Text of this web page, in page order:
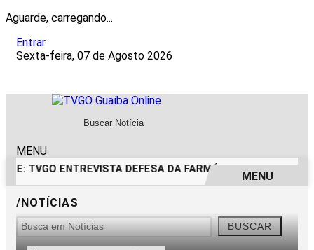
Aguarde, carregando...
Entrar
Sexta-feira, 07 de Agosto 2026
MENU
TVGO ENTREVISTA DEFESA DA FARMÁCIA
EM ALTA
MENU
/NOTÍCIAS
BUSCAR